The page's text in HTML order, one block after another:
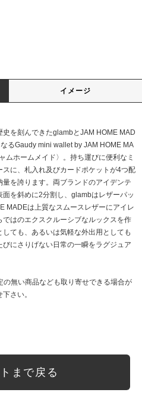
イメージ
を刻んできたglambとJAM HOME MAD
るGaudy mini wallet by JAM HOME MA
ムホームメイド〉。持ち運びに便利なミ
に、札入れ及びカードポケットが4つ配
を誇ります。両ブランドのアイデンテ
を斜めに2分割し、glambはレザーパッ
MADEは上質なスムースレザーにアイレ
はのエクスクルーシブなルックスを作
ても、あるいは気軽な外出用としても
にさりげない日常の一瞬をラグジュア
の無い商品なども取り寄せできる場合が
さい。
まで戻る